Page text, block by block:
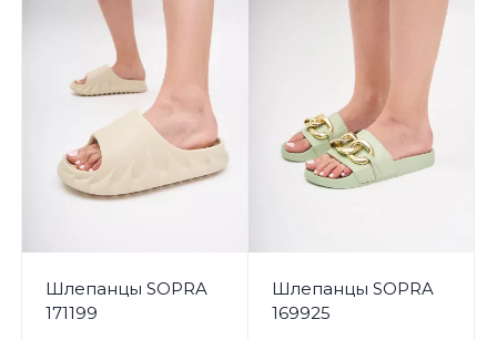
Шлепанцы SOPRA
171199
Шлепанцы SOPRA
169925